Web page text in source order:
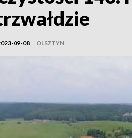
09-08 | OLSZTYN